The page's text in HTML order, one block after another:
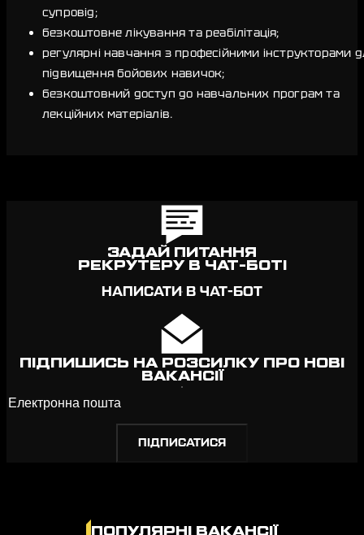
супровід;
безкоштовне лікування та реабілітація;
регулярні навчання з професійними інструкторами
підвищення бойових навичок;
безкоштовний доступ до навчальних програм та
лекційних матеріалів.
ЗАДАЙ ПИТАННЯ
РЕКРУТЕРУ В ЧАТ-БОТІ
НАПИСАТИ В ЧАТ-БОТ
ПІДПИШИСЬ НА РОЗСИЛКУ ПРО НОВІ
ВАКАНСІЇ
ПОПУЛЯРНІ ВАКАНСІЇ